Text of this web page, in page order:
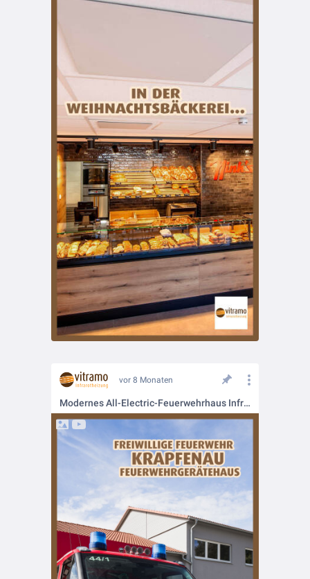
vor 8 Monaten
Modernes All-Electric-Feuerwehrhaus Infrarot beheizt